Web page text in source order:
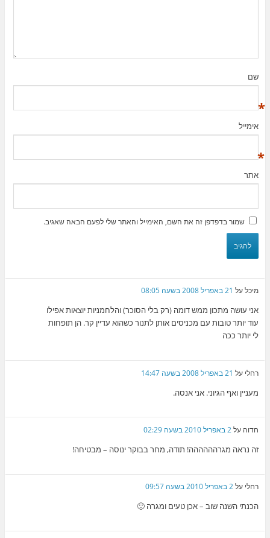
שם
*
אימייל
*
אתר
שמור בדפדפן זה את השם, האימייל והאתר שלי לפעם הבאה שאגיב.
מיכלעל 21 באפריל 2008 בשעה 08:05
אני עושה מתכון ממש דומה (רק בלי הסוכר) והלחמניות יוצאות אפילו
עוד יותר טובות עם מכניסים אותן לתנור כשהוא עדיין קר. הן תופחות
לי יותר ככה
רחלי על 21 באפריל 2008 בשעה 14:47
מעניין ואף הגיוני. אני אנסה.
חדוה על2 באפריל 2010 בשעה 02:29
זה נראה מגרהההההה! תודה, מחר בבוקר ינוסה – מבטיחה!
רחלי על2 באפריל 2010 בשעה 09:57
הכנתי השנה שוב – אכן טעים ומגרה 🙂